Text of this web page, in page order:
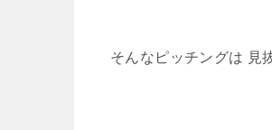
そんなピッチングは 見